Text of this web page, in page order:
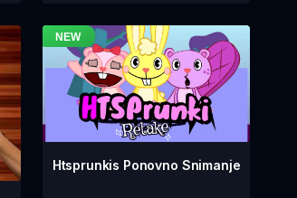
Htsprunkis Ponovno Snimanje